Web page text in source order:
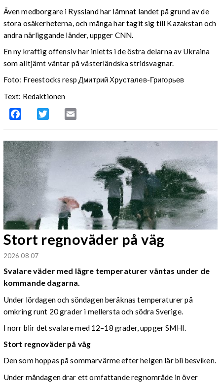
Även medborgare i Ryssland har lämnat landet på grund av de
stora osäkerheterna, och många har tagit sig till Kazakstan och
andra närliggande länder, uppger CNN.
En ny kraftig offensiv har inletts i de östra delarna av Ukraina
som alltjämt väntar på västerländska stridsvagnar.
Foto: Freestocks respДмитрий Хрусталев-Григорьев
Text: Redaktionen
Facebook Twitter
Stort regnoväder på väg
2026 08 07
Svalare väder med lägre temperaturer väntas under de
kommande dagarna.
Under lördagen och söndagen beräknas temperaturer på
omkring runt 20 grader i mellersta och södra Sverige.
I norr blir det svalare med 12–18 grader, uppger SMHI.
Stort regnoväder på väg
Den som hoppas på sommarvärme efter helgen lär bli besviken.
Under måndagen drar ett omfattande regnområde in över